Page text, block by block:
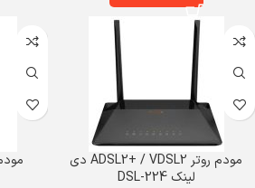
مودم روتر ADSL2+ / VDSL2 دی
لینک DSL-224